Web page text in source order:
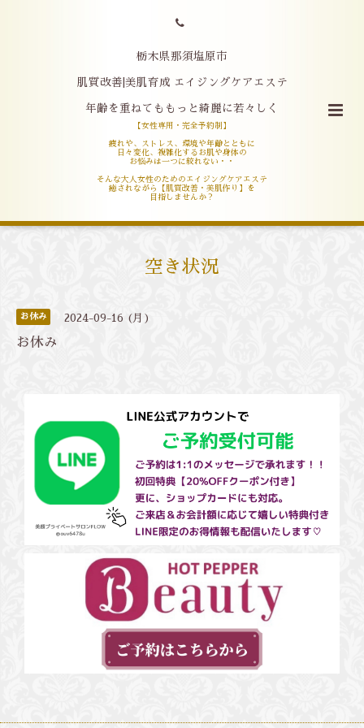
栃木県那須塩原市
肌質改善|美肌育成 エイジングケアエステ
年齢を重ねてももっと綺麗に若々しく
【女性専用・完全予約制】
疲れや、ストレス、環境や年齢とともに
日々変化、複雑化するお肌や身体の
お悩みは一つに絞れない・・
そんな大人女性のためのエイジングケアエステ
癒されながら【肌質改善・美肌作り】を
目指しませんか？
空き状況
お休み 2024-09-16 (月)
お休み